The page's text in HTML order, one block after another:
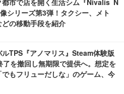
都市で店を開く生活シム『Nivalis N
シリーズ第3弾！タクシー、メト
どの移動手段を紹介
TPS『アノマリス』Steam体験版
了を撤回し無期限で提供へ。想定を
でもフリューだしな」のゲーム、今